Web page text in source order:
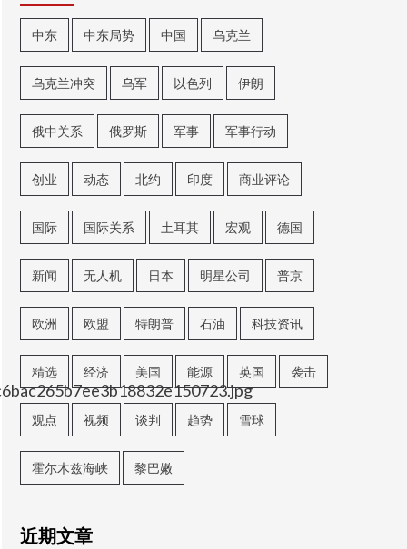
中东 中东局势 中国 乌克兰
乌克兰冲突 乌军 以色列 伊朗
俄中关系 俄罗斯 军事 军事行动
创业 动态 北约 印度 商业评论
国际 国际关系 土耳其 宏观 德国
新闻 无人机 日本 明星公司 普京
欧洲 欧盟 特朗普 石油 科技资讯
精选 经济 美国 能源 英国 袭击
观点 视频 谈判 趋势 雪球
霍尔木兹海峡 黎巴嫩
近期文章